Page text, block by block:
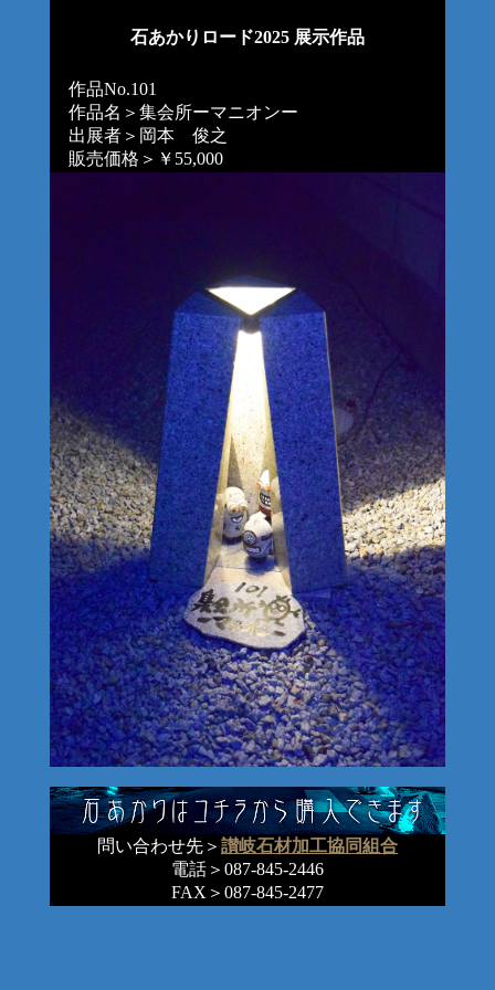
石あかりロード2025 展示作品
作品No.101
作品名＞集会所ーマニオンー
出展者＞岡本 俊之
販売価格＞￥55,000
問い合わせ先＞ 讃岐石材加工協同組合
電話＞087-845-2446
FAX＞087-845-2477